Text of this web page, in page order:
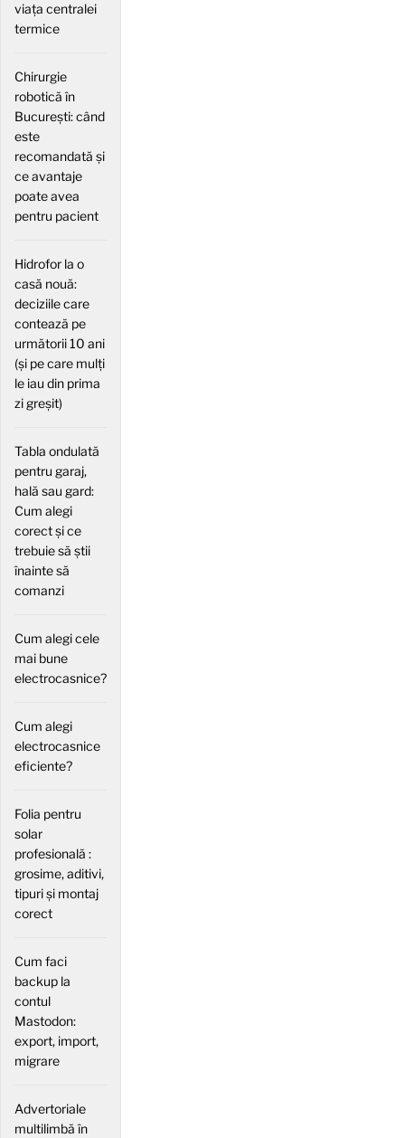
viața centralei
termice
Chirurgie
robotică în
București: când
este
recomandată și
ce avantaje
poate avea
pentru pacient
Hidrofor la o
casă nouă:
deciziile care
contează pe
următorii 10 ani
(și pe care mulți
le iau din prima
zi greșit)
Tabla ondulată
pentru garaj,
hală sau gard:
Cum alegi
corect și ce
trebuie să știi
înainte să
comanzi
Cum alegi cele
mai bune
electrocasnice?
Cum alegi
electrocasnice
eficiente?
Folia pentru
solar
profesională :
grosime, aditivi,
tipuri și montaj
corect
Cum faci
backup la
contul
Mastodon:
export, import,
migrare
Advertoriale
multilimbă în